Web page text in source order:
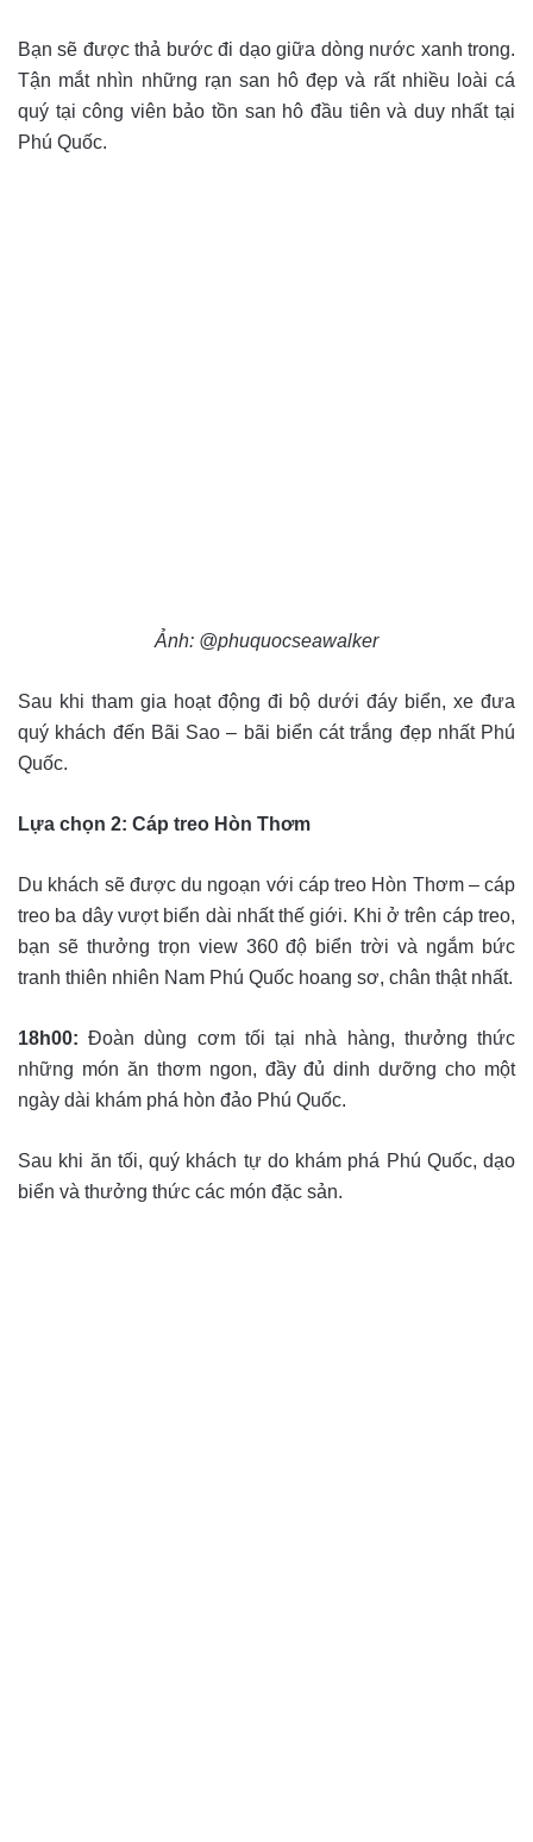
Bạn sẽ được thả bước đi dạo giữa dòng nước xanh trong.
Tận mắt nhìn những rạn san hô đẹp và rất nhiều loài cá
quý tại công viên bảo tồn san hô đầu tiên và duy nhất tại
Phú Quốc.
Ảnh: @phuquocseawalker
Sau khi tham gia hoạt động đi bộ dưới đáy biển, xe đưa
quý khách đến Bãi Sao – bãi biển cát trắng đẹp nhất Phú
Quốc.
Lựa chọn 2: Cáp treo Hòn Thơm
Du khách sẽ được du ngoạn với cáp treo Hòn Thơm – cáp
treo ba dây vượt biển dài nhất thế giới. Khi ở trên cáp treo,
bạn sẽ thưởng trọn view 360 độ biển trời và ngắm bức
tranh thiên nhiên Nam Phú Quốc hoang sơ, chân thật nhất.
18h00: Đoàn dùng cơm tối tại nhà hàng, thưởng thức
những món ăn thơm ngon, đầy đủ dinh dưỡng cho một
ngày dài khám phá hòn đảo Phú Quốc.
Sau khi ăn tối, quý khách tự do khám phá Phú Quốc, dạo
biển và thưởng thức các món đặc sản.